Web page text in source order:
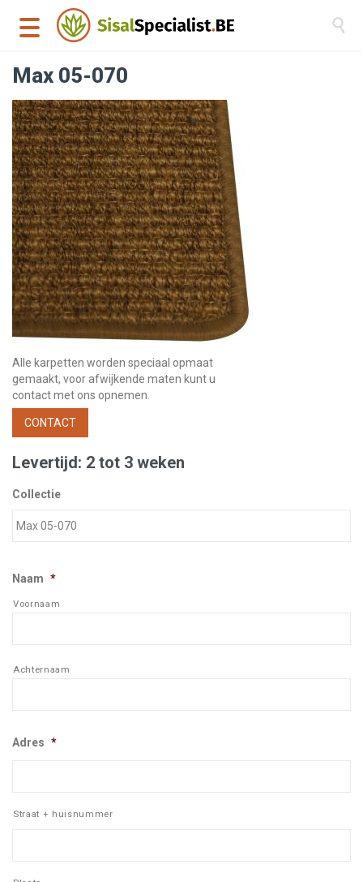

Max 05-070
Alle karpetten worden speciaal opmaat
gemaakt, voor afwijkende maten kunt u
contact met ons opnemen.
CONTACT
Levertijd: 2 tot 3 weken
Collectie
Naam *
Voornaam
Achternaam
Adres *
Straat + huisnummer